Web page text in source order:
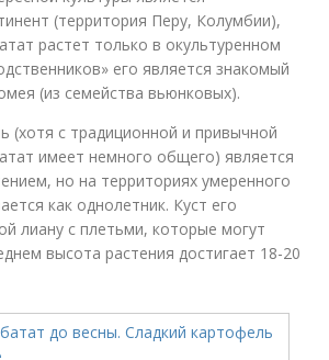
(территория Перу, Колумбии),
растет только в окультуренном
его является знакомый
(из семейства вьюнковых).
(хотя с традиционной и привычной
имеет немного общего) является
но на территориях умеренного
как однолетник. Куст его
лиану с плетьми, которые могут
высота растения достигает 18-20